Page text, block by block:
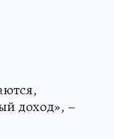
доход», –